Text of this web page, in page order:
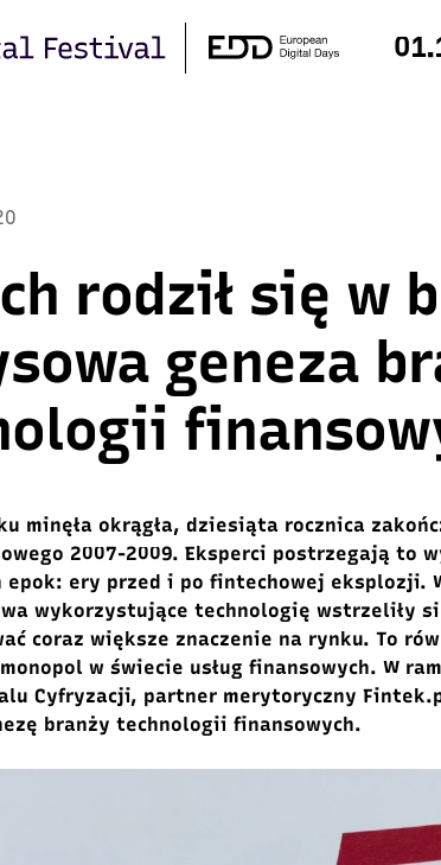
rodził się w
geneza
minęła okrągła, dziesiąta rocznica
2007-2009. Eksperci postrzegają to
epok: ery przed i po fintechowej eksplozji.
wykorzystujące technologię wstrzeliły
coraz większe znaczenie na rynku. To
w świecie usług finansowych. W
Cyfryzacji, partner merytoryczny
branży technologii finansowych.